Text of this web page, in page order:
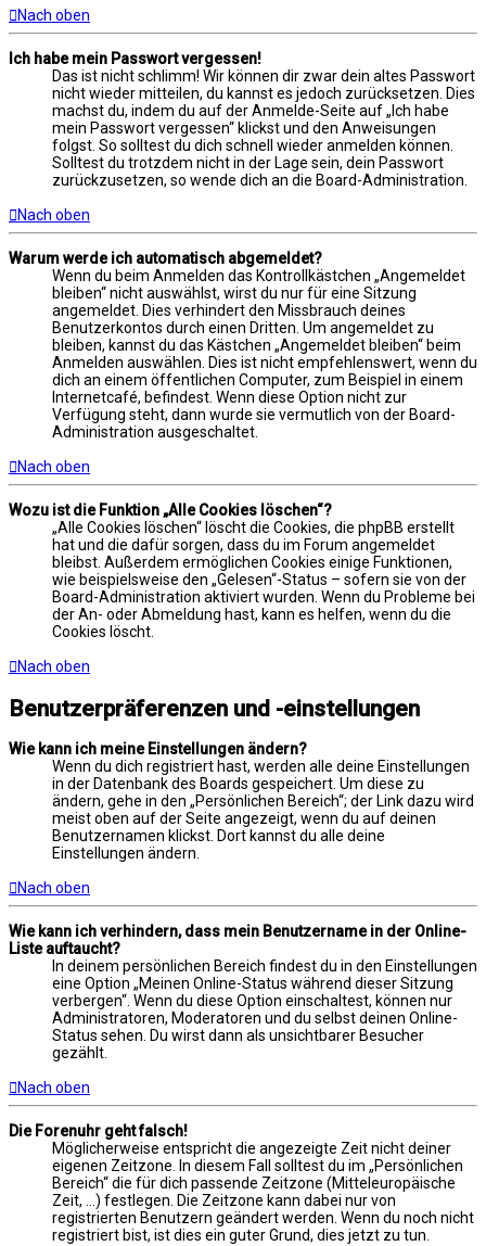
Nach oben
Ich habe mein Passwort vergessen!
Das ist nicht schlimm! Wir können dir zwar dein altes Passwort
nicht wieder mitteilen, du kannst es jedoch zurücksetzen. Dies
machst du, indem du auf der Anmelde-Seite auf „Ich habe
mein Passwort vergessen“ klickst und den Anweisungen
folgst. So solltest du dich schnell wieder anmelden können.
Solltest du trotzdem nicht in der Lage sein, dein Passwort
zurückzusetzen, so wende dich an die Board-Administration.
Nach oben
Warum werde ich automatisch abgemeldet?
Wenn du beim Anmelden das Kontrollkästchen „Angemeldet
bleiben“ nicht auswählst, wirst du nur für eine Sitzung
angemeldet. Dies verhindert den Missbrauch deines
Benutzerkontos durch einen Dritten. Um angemeldet zu
bleiben, kannst du das Kästchen „Angemeldet bleiben“ beim
Anmelden auswählen. Dies ist nicht empfehlenswert, wenn du
dich an einem öffentlichen Computer, zum Beispiel in einem
Internetcafé, befindest. Wenn diese Option nicht zur
Verfügung steht, dann wurde sie vermutlich von der Board-
Administration ausgeschaltet.
Nach oben
Wozu ist die Funktion „Alle Cookies löschen“?
„Alle Cookies löschen“ löscht die Cookies, die phpBB erstellt
hat und die dafür sorgen, dass du im Forum angemeldet
bleibst. Außerdem ermöglichen Cookies einige Funktionen,
wie beispielsweise den „Gelesen“-Status – sofern sie von der
Board-Administration aktiviert wurden. Wenn du Probleme bei
der An- oder Abmeldung hast, kann es helfen, wenn du die
Cookies löscht.
Nach oben
Benutzerpräferenzen und -einstellungen
Wie kann ich meine Einstellungen ändern?
Wenn du dich registriert hast, werden alle deine Einstellungen
in der Datenbank des Boards gespeichert. Um diese zu
ändern, gehe in den „Persönlichen Bereich“; der Link dazu wird
meist oben auf der Seite angezeigt, wenn du auf deinen
Benutzernamen klickst. Dort kannst du alle deine
Einstellungen ändern.
Nach oben
Wie kann ich verhindern, dass mein Benutzername in der Online-
Liste auftaucht?
In deinem persönlichen Bereich findest du in den Einstellungen
eine Option „Meinen Online-Status während dieser Sitzung
verbergen“. Wenn du diese Option einschaltest, können nur
Administratoren, Moderatoren und du selbst deinen Online-
Status sehen. Du wirst dann als unsichtbarer Besucher
gezählt.
Nach oben
Die Forenuhr geht falsch!
Möglicherweise entspricht die angezeigte Zeit nicht deiner
eigenen Zeitzone. In diesem Fall solltest du im „Persönlichen
Bereich“ die für dich passende Zeitzone (Mitteleuropäische
Zeit, ...) festlegen. Die Zeitzone kann dabei nur von
registrierten Benutzern geändert werden. Wenn du noch nicht
registriert bist, ist dies ein guter Grund, dies jetzt zu tun.